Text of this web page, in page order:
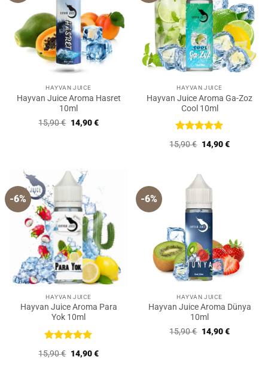
HAYVAN JUICE
Hayvan Juice Aroma Hasret
10ml
15,90€ Ursprünglicher
Preis
14,90€Aktueller
HAYVAN JUICE
Hayvan Juice Aroma Ga-Zoz
Cool 10ml
Bewertet
mit 5 von
15,90€ Ursprünglicher
Preis
14,90€Aktueller
-6%
HAYVAN JUICE
Hayvan Juice Aroma Para
Yok 10ml
Bewertet
mit 5 von
15,90€ Ursprünglicher
Preis
14,90€Aktueller
-6%
HAYVAN JUICE
Hayvan Juice Aroma Dünya
10ml
15,90€ Ursprünglicher
Preis
14,90€Aktueller